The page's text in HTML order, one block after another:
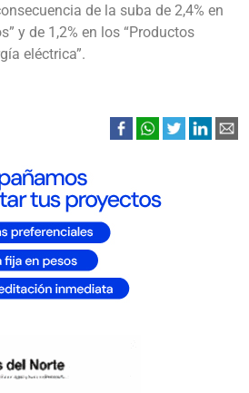
de la suba de 2,4% en
y de 1,2% en los “Productos
eléctrica”.